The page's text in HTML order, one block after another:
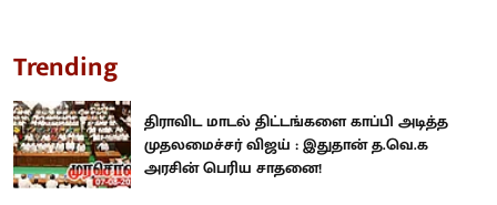
Trending
திராவிட மாடல் திட்டங்களை காப்பி அடித்த
முதலமைச்சர் விஜய் : இதுதான் த.வெ.க
அரசின் பெரிய சாதனை!